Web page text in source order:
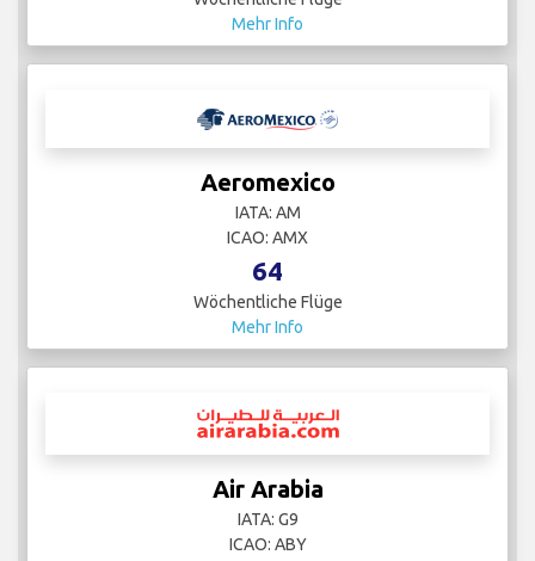
Mehr Info
Aeromexico
IATA: AM
ICAO: AMX
64
Wöchentliche Flüge
Mehr Info
Air Arabia
IATA: G9
ICAO: ABY